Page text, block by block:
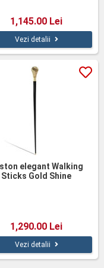
1,145.00 Lei
Vezi detalii
elegant Walking
Sticks Gold Shine
1,290.00 Lei
Vezi detalii